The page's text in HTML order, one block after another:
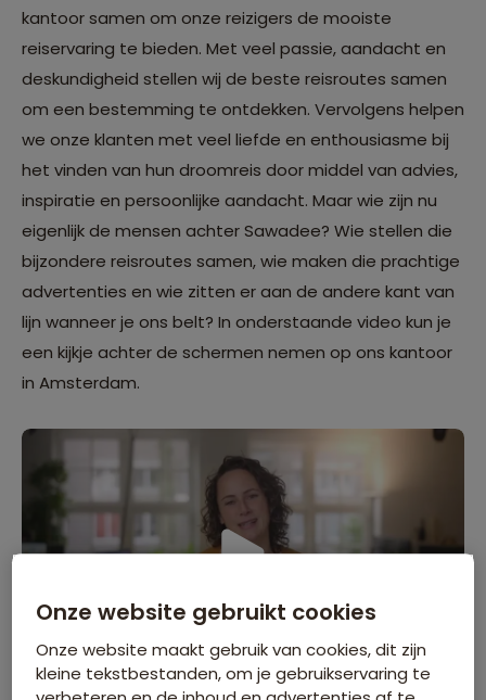
kantoor samen om onze reizigers de mooiste
reiservaring te bieden. Met veel passie, aandacht en
deskundigheid stellen wij de beste reisroutes samen
om een bestemming te ontdekken. Vervolgens helpen
we onze klanten met veel liefde en enthousiasme bij
het vinden van hun droomreis door middel van advies,
inspiratie en persoonlijke aandacht. Maar wie zijn nu
eigenlijk de mensen achter Sawadee? Wie stellen die
bijzondere reisroutes samen, wie maken die prachtige
advertenties en wie zitten er aan de andere kant van
lijn wanneer je ons belt? In onderstaande video kun je
een kijkje achter de schermen nemen op ons kantoor
in Amsterdam.
Onze website gebruikt cookies
Onze website maakt gebruik van cookies, dit zijn
kleine tekstbestanden, om je gebruikservaring te